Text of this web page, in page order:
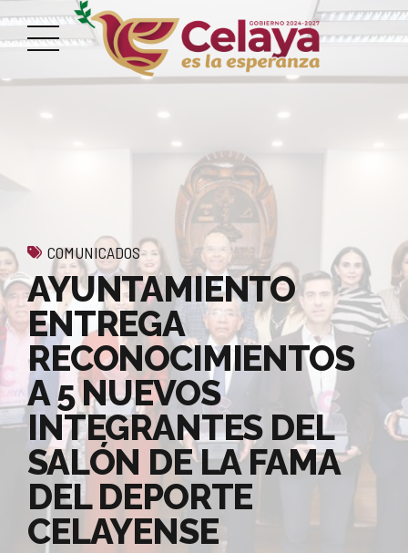
COMUNICADOS
AYUNTAMIENTO
ENTREGA
RECONOCIMIENTOS
A 5 NUEVOS
INTEGRANTES DEL
SALÓN DE LA FAMA
DEL DEPORTE
CELAYENSE